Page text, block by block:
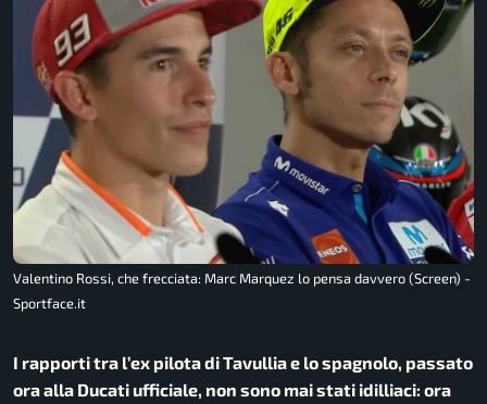
Valentino Rossi, che frecciata: Marc Marquez lo pensa davvero (Screen) -
Sportface.it
I rapporti tra l’ex pilota di Tavullia e lo spagnolo, passato
ora alla Ducati ufficiale, non sono mai stati idilliaci: ora